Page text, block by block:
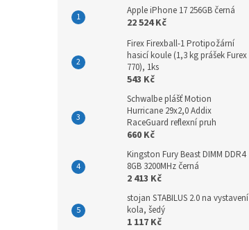
Apple iPhone 17 256GB černá
22 524 Kč
Firex Firexball-1 Protipožární
hasicí koule (1,3 kg prášek Furex
770), 1ks
543 Kč
Schwalbe plášť Motion
Hurricane 29x2,0 Addix
RaceGuard reflexní pruh
660 Kč
Kingston Fury Beast DIMM DDR4
8GB 3200MHz černá
2 413 Kč
stojan STABILUS 2.0 na vystavení
kola, šedý
1 117 Kč